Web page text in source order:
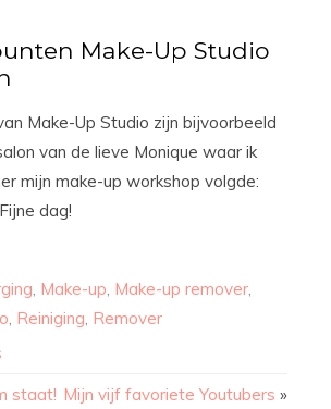
Make-Up Studio
Make-Up Studio zijn bijvoorbeeld
van de lieve Monique waar ik
mijn make-up workshop volgde:
dag!
, Make-up, Make-up remover,
, Reiniging, Remover
staat! Mijn vijf favoriete Youtubers »